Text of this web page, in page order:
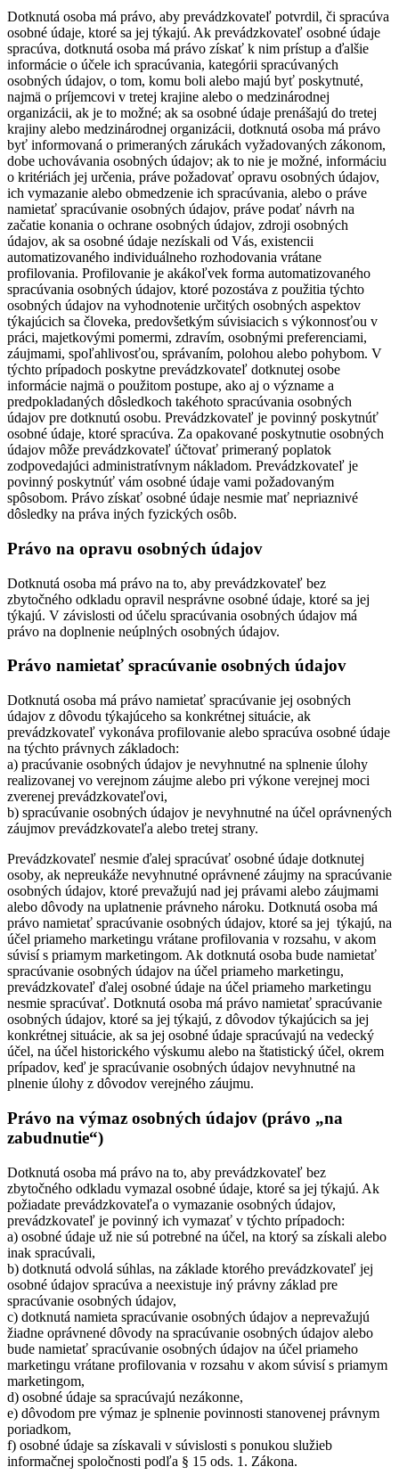
Dotknutá osoba má právo, aby prevádzkovateľ potvrdil, či spracúva
osobné údaje, ktoré sa jej týkajú. Ak prevádzkovateľ osobné údaje
spracúva, dotknutá osoba má právo získať k nim prístup a ďalšie
informácie o účele ich spracúvania, kategórii spracúvaných
osobných údajov, o tom, komu boli alebo majú byť poskytnuté,
najmä o príjemcovi v tretej krajine alebo o medzinárodnej
organizácii, ak je to možné; ak sa osobné údaje prenášajú do tretej
krajiny alebo medzinárodnej organizácii, dotknutá osoba má právo
byť informovaná o primeraných zárukách vyžadovaných zákonom,
dobe uchovávania osobných údajov; ak to nie je možné, informáciu
o kritériách jej určenia, práve požadovať opravu osobných údajov,
ich vymazanie alebo obmedzenie ich spracúvania, alebo o práve
namietať spracúvanie osobných údajov, práve podať návrh na
začatie konania o ochrane osobných údajov, zdroji osobných
údajov, ak sa osobné údaje nezískali od Vás, existencii
automatizovaného individuálneho rozhodovania vrátane
profilovania. Profilovanie je akákoľvek forma automatizovaného
spracúvania osobných údajov, ktoré pozostáva z použitia týchto
osobných údajov na vyhodnotenie určitých osobných aspektov
týkajúcich sa človeka, predovšetkým súvisiacich s výkonnosťou v
práci, majetkovými pomermi, zdravím, osobnými preferenciami,
záujmami, spoľahlivosťou, správaním, polohou alebo pohybom. V
týchto prípadoch poskytne prevádzkovateľ dotknutej osobe
informácie najmä o použitom postupe, ako aj o význame a
predpokladaných dôsledkoch takéhoto spracúvania osobných
údajov pre dotknutú osobu. Prevádzkovateľ je povinný poskytnúť
osobné údaje, ktoré spracúva. Za opakované poskytnutie osobných
údajov môže prevádzkovateľ účtovať primeraný poplatok
zodpovedajúci administratívnym nákladom. Prevádzkovateľ je
povinný poskytnúť vám osobné údaje vami požadovaným
spôsobom. Právo získať osobné údaje nesmie mať nepriaznivé
dôsledky na práva iných fyzických osôb.
Právo na opravu osobných údajov
Dotknutá osoba má právo na to, aby prevádzkovateľ bez
zbytočného odkladu opravil nesprávne osobné údaje, ktoré sa jej
týkajú. V závislosti od účelu spracúvania osobných údajov má
právo na doplnenie neúplných osobných údajov.
Právo namietať spracúvanie osobných údajov
Dotknutá osoba má právo namietať spracúvanie jej osobných
údajov z dôvodu týkajúceho sa konkrétnej situácie, ak
prevádzkovateľ vykonáva profilovanie alebo spracúva osobné údaje
na týchto právnych základoch:
a) pracúvanie osobných údajov je nevyhnutné na splnenie úlohy
realizovanej vo verejnom záujme alebo pri výkone verejnej moci
zverenej prevádzkovateľovi,
b) spracúvanie osobných údajov je nevyhnutné na účel oprávnených
záujmov prevádzkovateľa alebo tretej strany.
Prevádzkovateľ nesmie ďalej spracúvať osobné údaje dotknutej
osoby, ak nepreukáže nevyhnutné oprávnené záujmy na spracúvanie
osobných údajov, ktoré prevažujú nad jej právami alebo záujmami
alebo dôvody na uplatnenie právneho nároku. Dotknutá osoba má
právo namietať spracúvanie osobných údajov, ktoré sa jej týkajú, na
účel priameho marketingu vrátane profilovania v rozsahu, v akom
súvisí s priamym marketingom. Ak dotknutá osoba bude namietať
spracúvanie osobných údajov na účel priameho marketingu,
prevádzkovateľ ďalej osobné údaje na účel priameho marketingu
nesmie spracúvať. Dotknutá osoba má právo namietať spracúvanie
osobných údajov, ktoré sa jej týkajú, z dôvodov týkajúcich sa jej
konkrétnej situácie, ak sa jej osobné údaje spracúvajú na vedecký
účel, na účel historického výskumu alebo na štatistický účel, okrem
prípadov, keď je spracúvanie osobných údajov nevyhnutné na
plnenie úlohy z dôvodov verejného záujmu.
Právo na výmaz osobných údajov (právo „na
zabudnutie“)
Dotknutá osoba má právo na to, aby prevádzkovateľ bez
zbytočného odkladu vymazal osobné údaje, ktoré sa jej týkajú. Ak
požiadate prevádzkovateľa o vymazanie osobných údajov,
prevádzkovateľ je povinný ich vymazať v týchto prípadoch:
a) osobné údaje už nie sú potrebné na účel, na ktorý sa získali alebo
inak spracúvali,
b) dotknutá odvolá súhlas, na základe ktorého prevádzkovateľ jej
osobné údajov spracúva a neexistuje iný právny základ pre
spracúvanie osobných údajov,
c) dotknutá namieta spracúvanie osobných údajov a neprevažujú
žiadne oprávnené dôvody na spracúvanie osobných údajov alebo
bude namietať spracúvanie osobných údajov na účel priameho
marketingu vrátane profilovania v rozsahu v akom súvisí s priamym
marketingom,
d) osobné údaje sa spracúvajú nezákonne,
e) dôvodom pre výmaz je splnenie povinnosti stanovenej právnym
poriadkom,
f) osobné údaje sa získavali v súvislosti s ponukou služieb
informačnej spoločnosti podľa § 15 ods. 1. Zákona.